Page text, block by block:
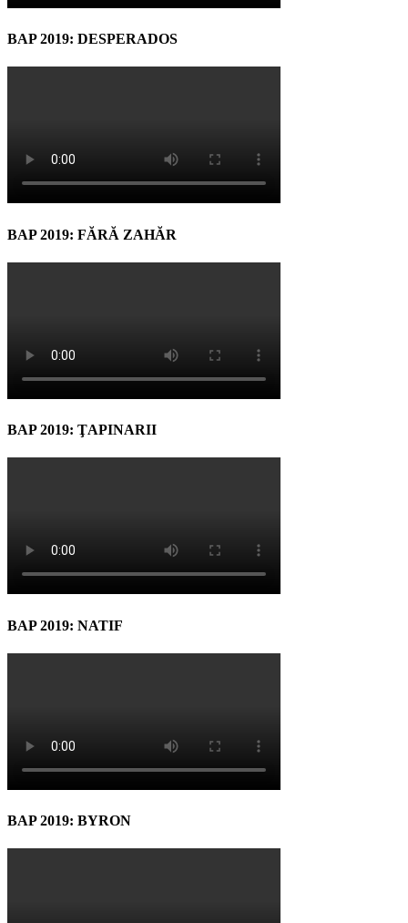
BAP 2019: DESPERADOS
BAP 2019: FĂRĂ ZAHĂR
BAP 2019: ŢAPINARII
BAP 2019: NATIF
BAP 2019: BYRON